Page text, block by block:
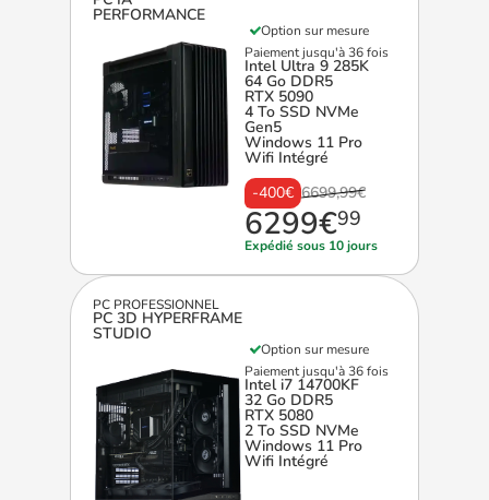
PERFORMANCE
-400€ 6699,99€
6299€99
Paiement jusqu'à 36 fois
Expédié sous 10 jours
Intel Ultra 9 285K
64 Go DDR5
RTX 5090
4 To SSD NVMe
Gen5
Windows 11 Pro
Wifi Intégré
Option sur mesure
PC PROFESSIONNEL
PC 3D HYPERFRAME
STUDIO
Paiement jusqu'à 36 fois
Intel i7 14700KF
32 Go DDR5
RTX 5080
2 To SSD NVMe
Windows 11 Pro
Wifi Intégré
Option sur mesure